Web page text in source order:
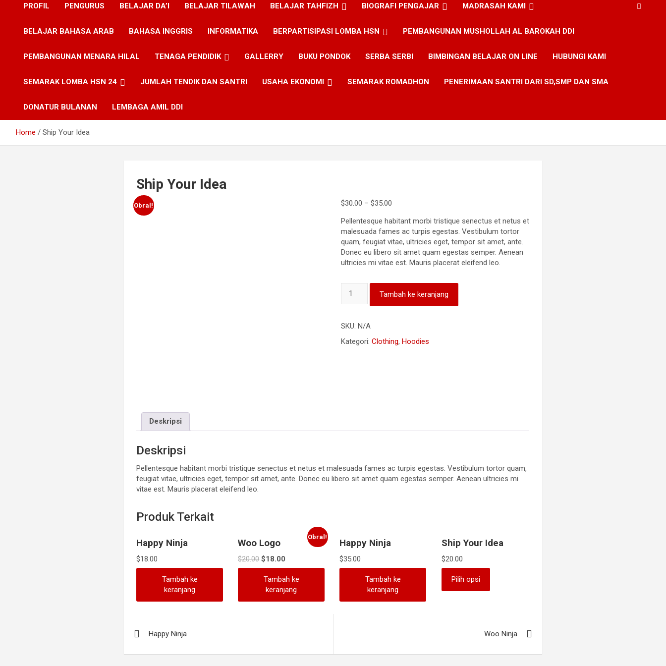
PONDOK PESANTREN
DDI LAMPU SATU
MERAUKE
PROFIL
PENGURUS BELAJAR DA’I BELAJAR TILAWAH BELAJAR TAHFIZH BIOGRAFI PENGAJAR MADRASAH KAMI
BELAJAR BAHASA ARAB BAHASA INGGRIS INFORMATIKA BERPARTISIPASI LOMBA HSN PEMBANGUNAN MUSHOLLAH AL BAROKAH DDI
PEMBANGUNAN MENARA HILAL TENAGA PENDIDIK GALLERRY BUKU PONDOK SERBA SERBI BIMBINGAN BELAJAR ON LINE HUBUNGI KAMI
SEMARAK LOMBA HSN 24 JUMLAH TENDIK DAN SANTRI USAHA EKONOMI SEMARAK ROMADHON PENERIMAAN SANTRI DARI SD,SMP DAN SMA
DONATUR BULANAN LEMBAGA AMIL DDI
Home Ship Your Idea
Ship Your Idea
Obral! $30.00 – $35.00
Pellentesque habitant morbi tristique senectus et netus et
malesuada fames ac turpis egestas. Vestibulum tortor
quam, feugiat vitae, ultricies eget, tempor sit amet, ante.
Donec eu libero sit amet quam egestas semper. Aenean
ultricies mi vitae est. Mauris placerat eleifend leo.
Ship
Tambah ke keranjang
SKU: N/A
Kategori: Clothing, Hoodies
Deskripsi
Deskripsi
Pellentesque habitant morbi tristique senectus et netus et malesuada fames ac turpis egestas. Vestibulum tortor quam,
feugiat vitae, ultricies eget, tempor sit amet, ante. Donec eu libero sit amet quam egestas semper. Aenean ultricies mi
vitae est. Mauris placerat eleifend leo.
Produk Terkait
Happy Ninja
$18.00
Tambah ke
keranjang
Obral!
Woo Logo
$20.00 Harga
aslinya
adalah:
$20.00.
$18.00
saat
ini
adalah:
$18.00.
Tambah ke
keranjang
Happy Ninja
$35.00
Tambah ke
keranjang
Ship Your Idea
$20.00
Pilih opsi
memiliki
ini
diambil
pos
Happy Ninja Woo Ninja